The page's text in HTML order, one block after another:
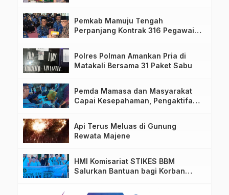
Pemkab Mamuju Tengah
Perpanjang Kontrak 316 Pegawai
Polres Polman Amankan Pria di
Matakali Bersama 31 Paket Sabu
Pemda Mamasa dan Masyarakat
Capai Kesepahaman, Pengaktifan
Api Terus Meluas di Gunung
Rewata Majene
HMI Komisariat STIKES BBM
Salurkan Bantuan bagi Korban